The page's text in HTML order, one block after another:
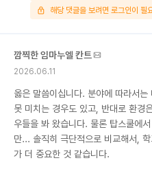
해당 댓글을 보려면 로그인이 필
깜찍한 임마누엘 칸트
2026.06.11
옳은 말씀이십니다. 분야에 따라서
못 미치는 경우도 있고, 반대로 환경
우들을 봐 왔습니다. 물론 탑스쿨에
만... 솔직히 극단적으로 비교해서,
가 더 중요한 것 같습니다.